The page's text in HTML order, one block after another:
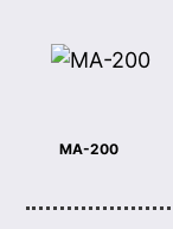
MA-200